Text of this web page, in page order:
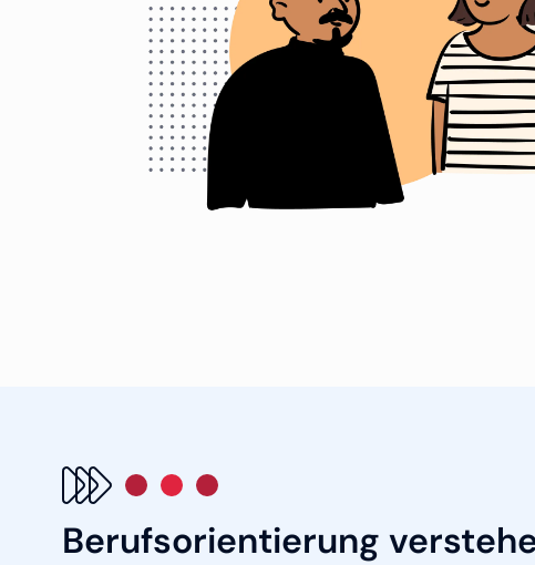
Berufsorientierung